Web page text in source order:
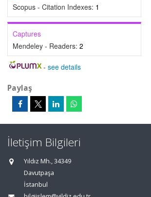
Scopus - Citation Indexes: 1
Captures
Mendeley - Readers: 2
- see details
Paylaş
İletişim Bilgileri
Yıldız Mh., 34349
Davutpaşa
İstanbul